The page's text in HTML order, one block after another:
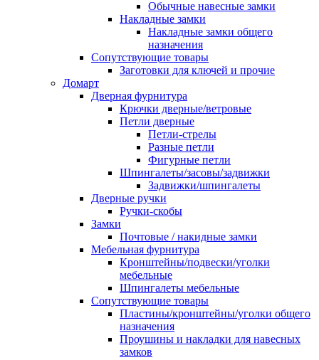
Обычные навесные замки
Накладные замки
Накладные замки общего
назначения
Сопутствующие товары
Заготовки для ключей и прочие
Домарт
Дверная фурнитура
Крючки дверные/ветровые
Петли дверные
Петли-стрелы
Разные петли
Фигурные петли
Шпингалеты/засовы/задвижки
Задвижки/шпингалеты
Дверные ручки
Ручки-скобы
Замки
Почтовые / накидные замки
Мебельная фурнитура
Кронштейны/подвески/уголки
мебельные
Шпингалеты мебельные
Сопутствующие товары
Пластины/кронштейны/уголки общего
назначения
Проушины и накладки для навесных
замков